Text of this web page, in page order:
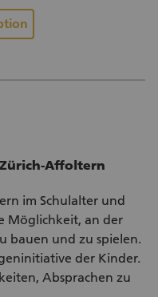
Affoltern
im Schulalter und
Möglichkeit, an der
bauen und zu spielen.
der Kinder.
Absprachen zu